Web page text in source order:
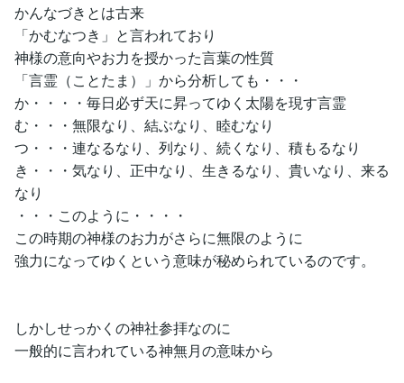
かんなづきとは古来
「かむなつき」と言われており
神様の意向やお力を授かった言葉の性質
「言霊（ことたま）」から分析しても・・・
か・・・・毎日必ず天に昇ってゆく太陽を現す言霊
む・・・無限なり、結ぶなり、睦むなり
つ・・・連なるなり、列なり、続くなり、積もるなり
き・・・気なり、正中なり、生きるなり、貴いなり、来る
なり
・・・このように・・・・
この時期の神様のお力がさらに無限のように
強力になってゆくという意味が秘められているのです。
しかしせっかくの神社参拝なのに
一般的に言われている神無月の意味から